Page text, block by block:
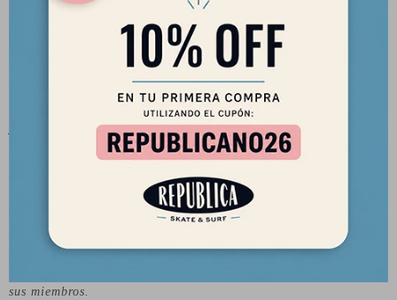
Powell Peralta es una de las marcas fundacionales del
skateboard moderno.
Powell Peralta es una de las marcas clásicas de skateboards,
fundada en 1978 de la mano de George Powell y Stacy Peralta.
Fabricados con la mejor calidad, sus skateboards son excelente
y las tablas Powell Peralta, presentan algunos de los gráficos
más atrevidos del mercado; nunca pasan desapercibidos.
La marca también se ha ganado un nombre al ser la creadora
del famoso equipo de pro riders, Bones Brigade. Algunos de los
skaters más influyentes del siglo pasado fueron parte de este
equipo tan especial. Tony Hawk, Rodney Mullen, Steve
sus miembros.